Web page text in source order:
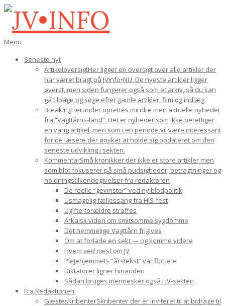
Gå
indhold
JV•INFO
Den
navigations-
Menu
Seneste nyt
ArtikeloversigtHer ligger en oversigt over alle artikler der
har været bragt på JVInfo•NU. De nyeste artikler ligger
øverst, men siden fungerer også som et arkiv, så du kan
gå tilbage og søge efter gamle artikler, film og indlæg.
BreakingHerunder oprettes mindre men aktuelle nyheder
fra “Vagttårns-land”. Det er nyheder som ikke berettiger
en varig artikel, men som i en periode vil være interessant
for de læsere der ønsker at holde sig opdateret om den
seneste udvikling i sekten.
KommentarSmå kronikker der ikke er store artikler men
som blot fokuserer på små pudsigheder, betragtninger og
holdningstilkendegivelser fra redaktøren
De reelle “gevinster” ved ny blodpolitik
Usmagelig fællessang fra HIS-fest
Ugifte forældre straffes
Arkaisk viden om smitsomme sygdomme
Det hemmelige Vagttårn frigives
Om at forlade en sekt — og komme videre
Hvem ved mest om JV
Plejehjemmets “årstekst” var flottere
Diktatorer ligner hinanden
Sådan bruges mennesker også i JV-sekten
Fra Redaktionen
GæsteskribenterSkribenter der er inviteret til at bidrage til